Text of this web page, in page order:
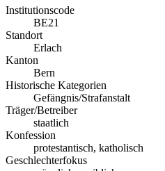
Institutionscode
BE21
Standort
Erlach
Kanton
Bern
Historische Kategorien
Gefängnis/Strafanstalt
Träger/Betreiber
staatlich
Konfession
protestantisch, katholisch
Geschlechterfokus